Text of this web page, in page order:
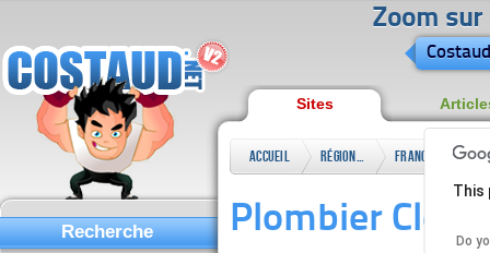
Zoom sur
Sites
Accueil Régional France
Plombier
This
Do
Recherche